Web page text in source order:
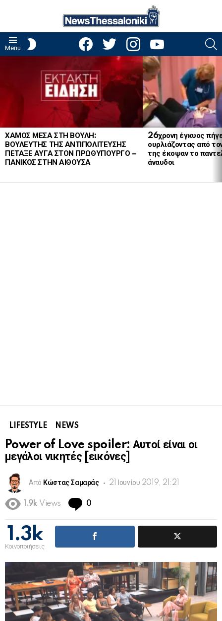
Menu
facebooktwitter instagramyoutube
ΧΑΜΟΣ ΜΕΣΑ ΣΤΗ ΒΟΥΛΗ:
ΒΟΥΛΕΥΤΗΣ ΤΗΣ ΑΝΤΙΠΟΛΙΤΕΥΣΗΣ
ΠΕΤΑΞΕ ΑΥΓΑ ΣΤΟΝ ΠΡΩΘΥΠΟΥΡΓΟ –
ΠΑΝΙΚΟΣ ΣΤΗΝ ΑΙΘΟΥΣΑ
26χρονη έγκυος
ουρλιάζοντας από
της έκοψαν το
άναυδοι
LIFESTYLE NEWS
Power of Love spoiler: Αυτοί είναι οι
μεγάλοι νικητές [εικόνες]
Από Κώστας Σαμαράς 21 Ιουνίου 2019, 21:21
1.9k Views 0
1.3k
Κοινοποιήσεις